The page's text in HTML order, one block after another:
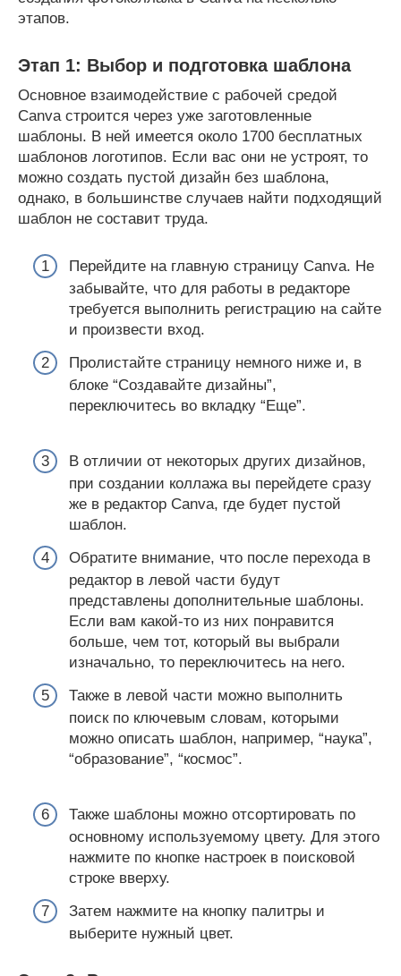
этапов.
Этап 1: Выбор и подготовка шаблона
Основное взаимодействие с рабочей средой
Canva строится через уже заготовленные
шаблоны. В ней имеется около 1700 бесплатных
шаблонов логотипов. Если вас они не устроят, то
можно создать пустой дизайн без шаблона,
однако, в большинстве случаев найти подходящий
шаблон не составит труда.
Перейдите на главную страницу Canva. Не
забывайте, что для работы в редакторе
требуется выполнить регистрацию на сайте
и произвести вход.
Пролистайте страницу немного ниже и, в
блоке “Создавайте дизайны”,
переключитесь во вкладку “Еще”.
В отличии от некоторых других дизайнов,
при создании коллажа вы перейдете сразу
же в редактор Canva, где будет пустой
шаблон.
Обратите внимание, что после перехода в
редактор в левой части будут
представлены дополнительные шаблоны.
Если вам какой-то из них понравится
больше, чем тот, который вы выбрали
изначально, то переключитесь на него.
Также в левой части можно выполнить
поиск по ключевым словам, которыми
можно описать шаблон, например, “наука”,
“образование”, “космос”.
Также шаблоны можно отсортировать по
основному используемому цвету. Для этого
нажмите по кнопке настроек в поисковой
строке вверху.
Затем нажмите на кнопку палитры и
выберите нужный цвет.